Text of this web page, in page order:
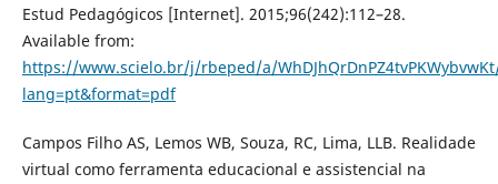
Estud Pedagógicos [Internet]. 2015;96(242):112–28.
Available from:
https://www.scielo.br/j/rbeped/a/
lang=pt&format=pdf
Campos Filho AS, Lemos WB, Souza, RC, Lima, LLB. Realidade
virtual como ferramenta educacional e assistencial na